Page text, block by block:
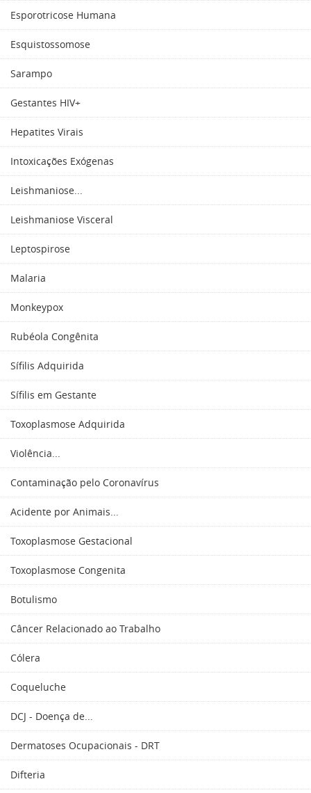
Esporotricose Humana
Esquistossomose
Sarampo
Gestantes HIV+
Hepatites Virais
Intoxicações Exógenas
Leishmaniose...
Leishmaniose Visceral
Leptospirose
Malaria
Monkeypox
Rubéola Congênita
Sífilis Adquirida
Sífilis em Gestante
Toxoplasmose Adquirida
Violência...
Contaminação pelo Coronavírus
Acidente por Animais...
Toxoplasmose Gestacional
Toxoplasmose Congenita
Botulismo
Câncer Relacionado ao Trabalho
Cólera
Coqueluche
DCJ - Doença de...
Dermatoses Ocupacionais - DRT
Difteria